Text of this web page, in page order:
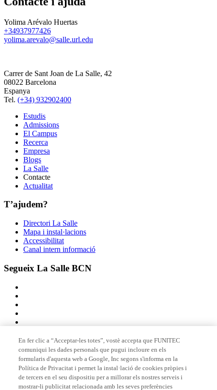
Yolima Arévalo Huertas
+34937977426
yolima.arevalo@salle.url.edu
Carrer de Sant Joan de La Salle, 42
08022 Barcelona
Espanya
Tel. (+34) 932902400
Estudis
Admissions
El Campus
Recerca
Empresa
Blogs
La Salle
Contacte
Actualitat
T’ajudem?
Directori La Salle
Mapa i instal·lacions
Accessibilitat
Canal intern informació
Segueix La Salle BCN
Membre de
En fer clic a “Acceptar-les totes”, vostè accepta que FUNITEC
comuniqui les dades personals que pugui incloure en els
formularis d'aquesta web a Google, Inc segons s'informa en la
Política de Privacitat i permet la instal·lació de cookies pròpies i
de tercers en el seu dispositiu per a millorar els nostres serveis i
mostrar-li publicitat relacionada amb les seves preferències